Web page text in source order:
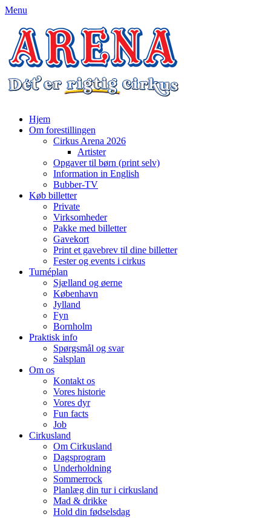
Menu
Hjem
Om forestillingen
Cirkus Arena 2026
Artister
Opgaver til børn (print selv)
Information in English
Bubber-TV
Køb billetter
Private
Virksomheder
Pakke med billetter
Gavekort
Print et gavebrev til dine billetter
Fester og events i cirkus
Turnéplan
Sjælland og øerne
København
Jylland
Fyn
Bornholm
Praktisk info
Spørgsmål og svar
Salsplan
Om os
Kontakt os
Vores historie
Vores dyr
Fun facts
Job
Cirkusland
Om Cirkusland
Dagsprogram
Underholdning
Sommerrock
Planlæg din tur i cirkusland
Mad & drikke
Hold din fødselsdag